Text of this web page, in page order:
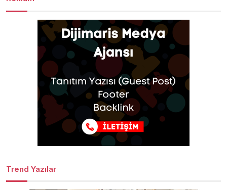
Trend Yazılar